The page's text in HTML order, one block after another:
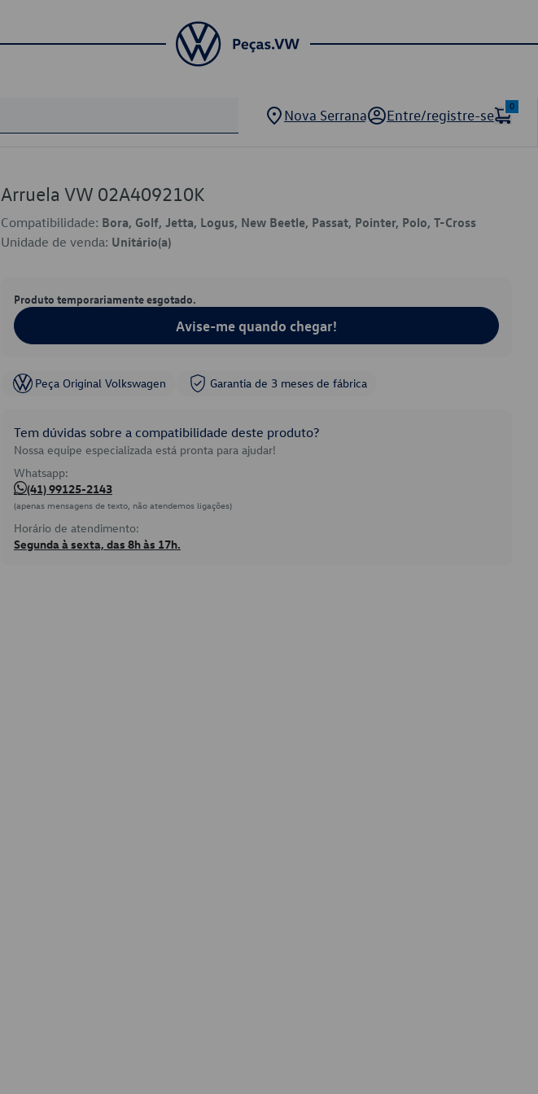
Nova Serrana Entre/registre-se
0
Arruela VW 02A409210K
Compatibilidade: Bora, Golf, Jetta, Logus, New Beetle, Passat, Pointer, Polo, T-Cross
Unidade de venda: Unitário(a)
Produto temporariamente esgotado.
Avise-me quando chegar!
Peça Original Volkswagen Garantia de 3 meses de fábrica
Tem dúvidas sobre a compatibilidade deste produto?
Nossa equipe especializada está pronta para ajudar!
Whatsapp:
(41) 99125-2143
(apenas mensagens de texto, não atendemos ligações)
Horário de atendimento:
Segunda à sexta, das 8h às 17h.